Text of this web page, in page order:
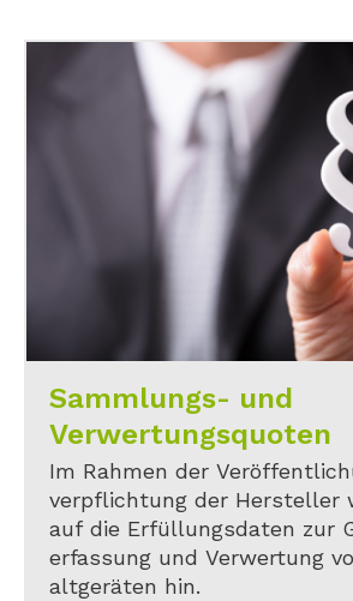
Sammlungs- und
Verwertungsquoten
Im Rahmen der
verpflichtung der Hersteller
auf die Erfüllungsdaten zur
erfassung und Verwertung
altgeräten hin.